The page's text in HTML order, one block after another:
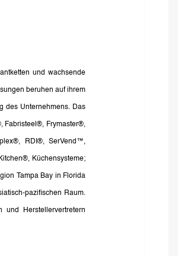
und wachsende
beruhen auf ihrem
des Unternehmens. Das
Fabristeel®, Frymaster®,
RDI®, SerVend™,
Küchensysteme;
Tampa Bay in Florida
pazifischen Raum.
und Herstellervertretern